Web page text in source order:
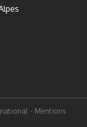
- Mentions